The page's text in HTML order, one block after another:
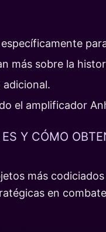
más sobre la
el amplificador
Y CÓMO
más
en